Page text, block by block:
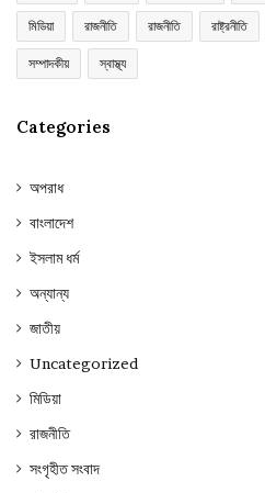
মিডিয়া রাজনীতি রাজনীতি রাষ্ট্রনীতি
সম্পাদকীয় স্বাস্থ্য
Categories
অপরাধ
বাংলাদেশ
ইসলাম ধর্ম
অন্যান্য
জাতীয়
Uncategorized
মিডিয়া
রাজনীতি
সংগৃহীত সংবাদ